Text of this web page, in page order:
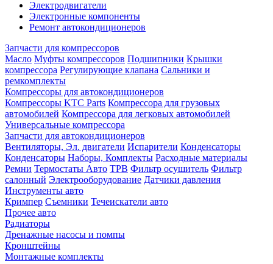
Электродвигатели
Электронные компоненты
Ремонт автокондиционеров
Запчасти для компрессоров
Масло Муфты компрессоров Подшипники Крышки
компрессора Регулирующие клапана Сальники и
ремкомплекты
Компрессоры для автокондиционеров
Компрессоры KTC Parts Компрессора для грузовых
автомобилей Компрессора для легковых автомобилей
Универсальные компрессора
Запчасти для автокондиционеров
Вентиляторы, Эл. двигатели Испарители Конденсаторы
Конденсаторы Наборы, Комплекты Расходные материалы
Ремни Термостаты Авто ТРВ Фильтр осушитель Фильтр
салонный Электрооборудование Датчики давления
Инструменты авто
Кримпер Съемники Течеискатели авто
Прочее авто
Радиаторы
Дренажные насосы и помпы
Кронштейны
Монтажные комплекты